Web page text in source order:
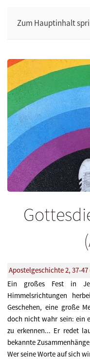
Zum Hauptinhalt
Apostelgeschichte 2, 37-47
Ein großes Fest in
Himmelsrichtungen
Geschehen, eine große
doch nicht wahr sein: ein
zu erkennen... Er redet
bekannte
Wer seine Worte auf sich